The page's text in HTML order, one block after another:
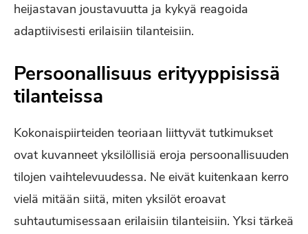
heijastavan joustavuutta ja kykyä reagoida
adaptiivisesti erilaisiin tilanteisiin.
Persoonallisuus erityyppisissä
tilanteissa
Kokonaispiirteiden teoriaan liittyvät tutkimukset
ovat kuvanneet yksilöllisiä eroja persoonallisuuden
tilojen vaihtelevuudessa. Ne eivät kuitenkaan kerro
vielä mitään siitä, miten yksilöt eroavat
suhtautumisessaan erilaisiin tilanteisiin. Yksi tärkeä